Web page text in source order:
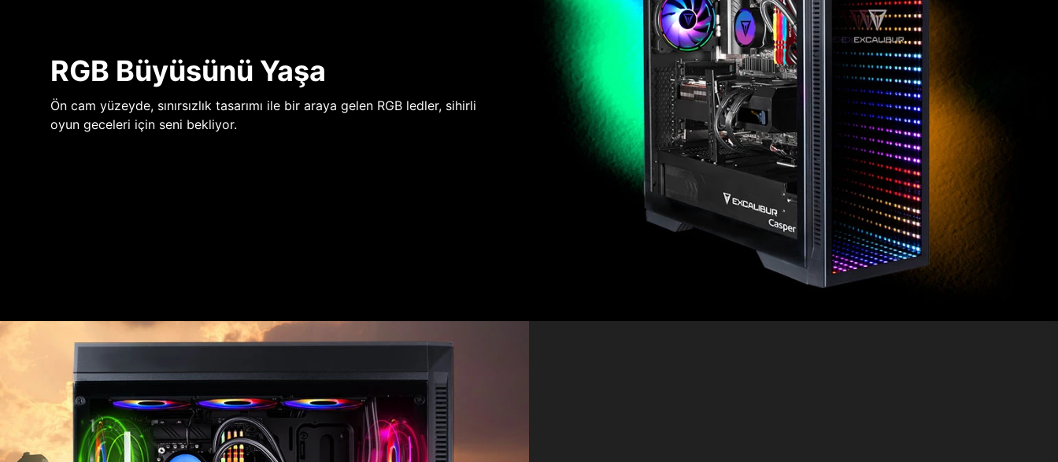
RGB Büyüsünü Yaşa
Ön cam yüzeyde, sınırsızlık tasarımı ile bir araya gelen RGB ledler, sihirli
oyun geceleri için seni bekliyor.